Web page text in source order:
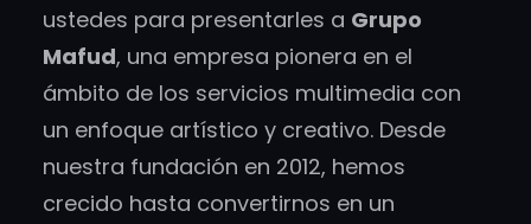
ustedes para presentarles a Grupo
Mafud, una empresa pionera en el
ámbito de los servicios multimedia con
un enfoque artístico y creativo. Desde
nuestra fundación en 2012, hemos
crecido hasta convertirnos en un